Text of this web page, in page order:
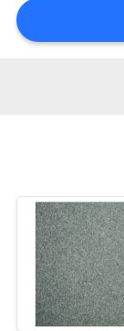
KAMI
KASUS
QUOTE